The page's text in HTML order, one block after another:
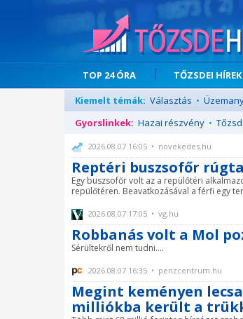
TOP 24 ÓRA TŐZSDEI HÍREK
Kiemelt témák: Választás •
Gyorslinkek: Hazai részvény •
2026.08.07 16:05 • novekedes.hu
Reptéri buszsofőr
Egy buszsofőr volt az a repülőtéri
repülőtéren. Beavatkozásával a férfi egy
2026.08.07 17:05 • vg.hu
Robbanás volt a Mol
Sérültekről nem tudni....
2026.08.07 16:35 • penzcentrum.hu
Megint keményen
milliókba került a